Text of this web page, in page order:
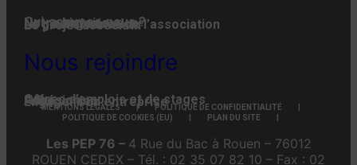
Qui-sommes-nous ?
Notre histoire
Notre organisation
La gouvernance de l’association
Le projet associatif
Nous rejoindre
Offres d’emplois et de stages
Adhésion
Faire un don
Engager son entreprise
MENTIONS LÉGALES
POLITIQUE DE CONFIDENTIALITÉ
POLITIQUE DE COOKIES (EU)
PLAN DU SITE
Les PEP 76 – 4 Rue du Bac à Rouen – 76012
ROUEN CEDEX – Tél. : 02 35 07 82 10 – Fax : 02